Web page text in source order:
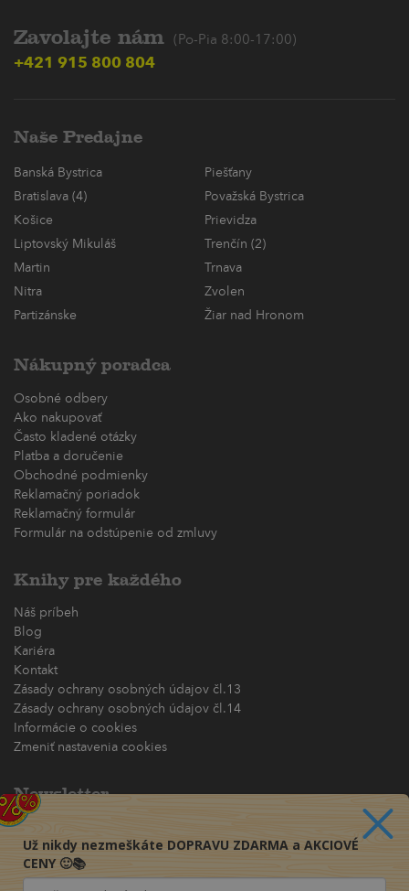
Zavolajte nám (Po-Pia 8:00-17:00)
+421 915 800 804
Naše Predajne
Banská Bystrica
Piešťany
Bratislava (4)
Považská Bystrica
Košice
Prievidza
Liptovský Mikuláš
Trenčín (2)
Martin
Trnava
Nitra
Zvolen
Partizánske
Žiar nad Hronom
Nákupný poradca
Osobné odbery
Ako nakupovať
Často kladené otázky
Platba a doručenie
Obchodné podmienky
Reklamačný poriadok
Reklamačný formulár
Formulár na odstúpenie od zmluvy
Knihy pre každého
Náš príbeh
Blog
Kariéra
Kontakt
Zásady ochrany osobných údajov čl.13
Zásady ochrany osobných údajov čl.14
Informácie o cookies
Zmeniť nastavenia cookies
Newsletter
Chcete dostávať akciové ponuky priamo na váš e-mail?
(maximálne jedna e-mailová správa za týždeň)
Odoberať
Už nikdy nezmeškáte DOPRAVU ZDARMA a AKCIOVÉ
CENY 🙂📚